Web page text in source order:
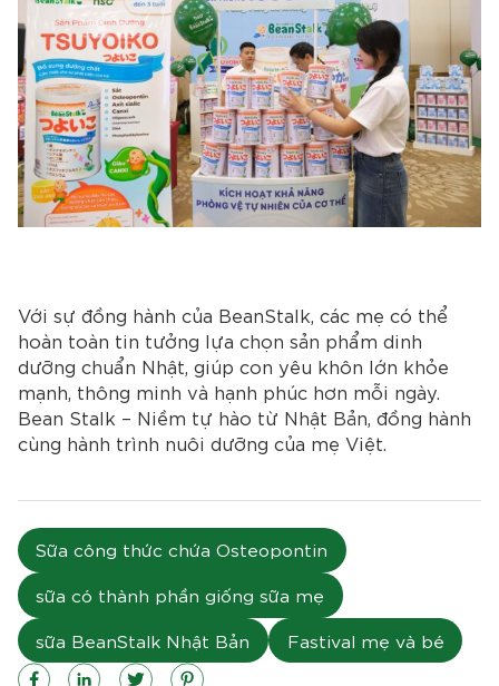
Với sự đồng hành của BeanStalk, các mẹ có thể
hoàn toàn tin tưởng lựa chọn sản phẩm dinh
dưỡng chuẩn Nhật, giúp con yêu khôn lớn khỏe
mạnh, thông minh và hạnh phúc hơn mỗi ngày.
Bean Stalk – Niềm tự hào từ Nhật Bản, đồng hành
cùng hành trình nuôi dưỡng của mẹ Việt.
Sữa công thức chứa Osteopontin
sữa có thành phần giống sữa mẹ
sữa BeanStalk Nhật Bản Fastival mẹ và bé